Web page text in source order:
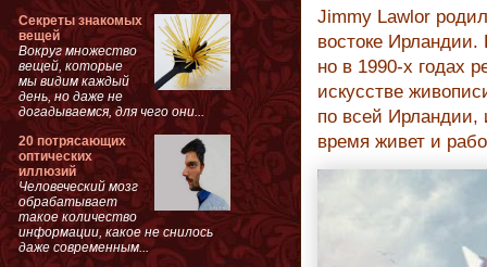
Jimmy Lawlor
востоке
но в 1990-х годах
искусстве
по всей Ирландии,
время живет и
Секреты знакомых
вещей
Вокруг множество
вещей, которые
мы видим каждый
день, но даже не
догадываемся, для чего они...
20 потрясающих
оптических
иллюзий
Человеческий мозг
обрабатывает
такое количество
информации, какое не снилось
даже современным...